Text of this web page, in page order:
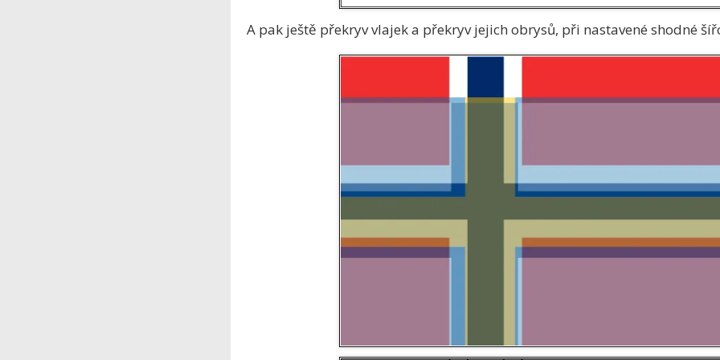
A pak ještě překryv vlajek a překryv jejich obrysů, při nastavené shodné